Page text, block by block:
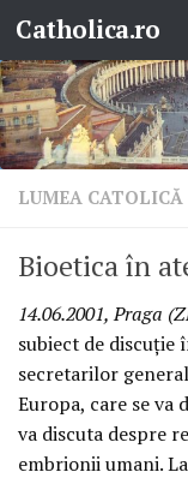
Skip to content
Catholica.ro
LUMEA CATOLICĂ
Bioetica în
14.06.2001, Praga
subiect de
secretarilor
Europa, care se va
va discuta despre
embrionii umani.